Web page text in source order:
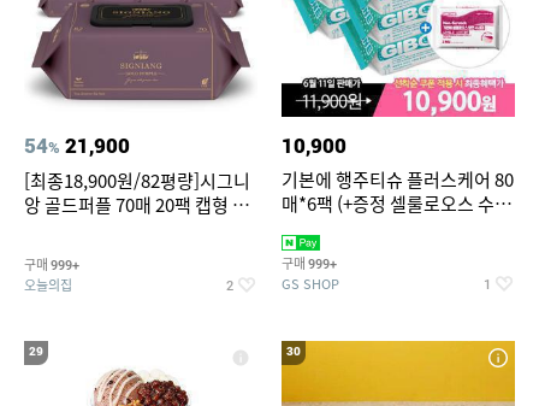
54% 21,900
[최종18,900원/82평량]시그니
앙 골드퍼플 70매 20팩 캡형 아
구매 999+
오늘의집 2
10,900
기본에 행주티슈 플러스케어 80
매*6팩 (+증정 셀룰로오스 수세
구매 999+
GS SHOP 1
29 30